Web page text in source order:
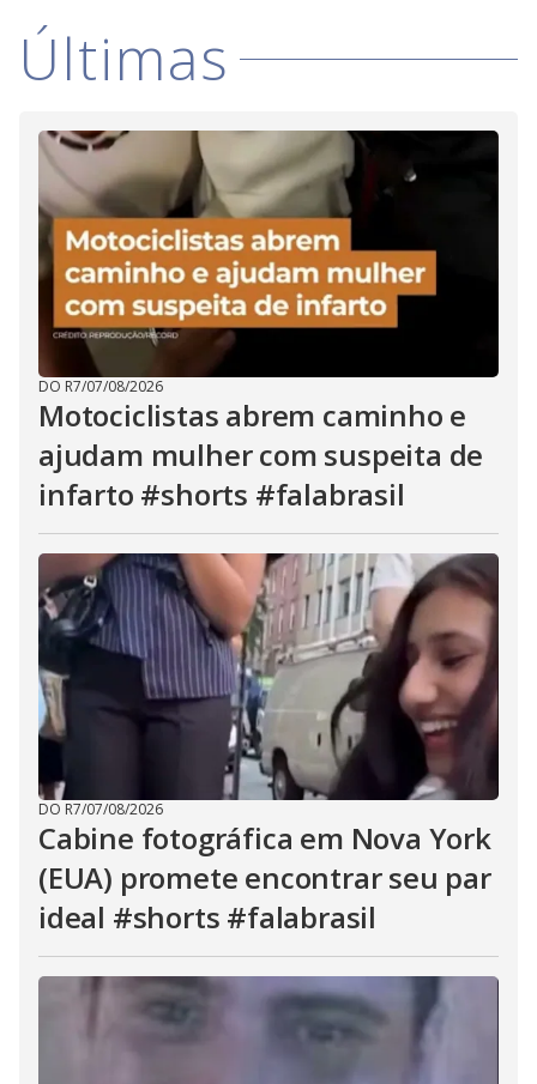
i
d
e
o
Últimas
DO R7/07/08/2026
Motociclistas abrem caminho e
ajudam mulher com suspeita de
infarto #shorts #falabrasil
DO R7/07/08/2026
Cabine fotográfica em Nova York
(EUA) promete encontrar seu par
ideal #shorts #falabrasil